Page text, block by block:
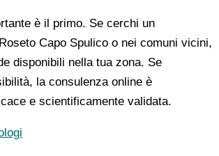
è il primo. Se cerchi un
Capo Spulico o nei comuni vicini,
disponibili nella tua zona. Se
la consulenza online è
e scientificamente validata.